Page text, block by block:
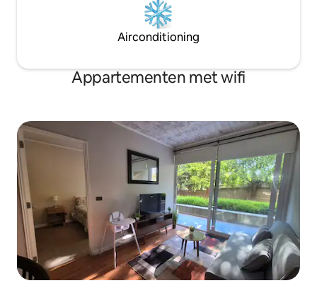
Airconditioning
Appartementen met wifi